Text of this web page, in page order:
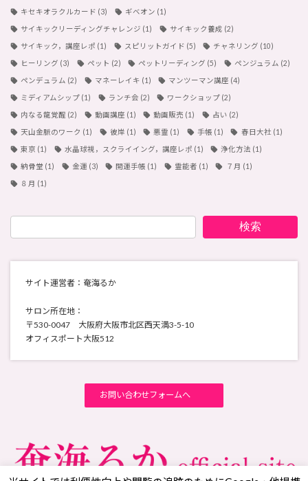
キセキオラクルカード (3) ギベオン (1)
サイキックリーディングチャレンジ (1) サイキック養成 (2)
サイキック，講座レポ (1) スピリットガイド (5) チャネリング (10)
ヒーリング (3) ペット (2) ペットリーディング (5) ペンジュラム (2)
ペンデュラム (2) マネーレイキ (1) マンツーマン講座 (4)
ミディアムシップ (1) ランチ会 (2) ワークショップ (2)
内なる龍覚醒 (2) 動画講座 (1) 動画販売 (1) 占い (2)
天山金脈のワーク (1) 彼岸 (1) 悪霊 (1) 手帳 (1) 春日大社 (1)
東京 (1) 水晶球視，スクライイング，講座レポ (1) 浄化方法 (1)
納骨堂 (1) 金運 (3) 開運手帳 (1) 霊能者 (1) ７月 (1)
８月 (1)
検索
サイト運営者：奄海るか
サロン所在地：
〒530-0047 大阪府大阪市北区西天満3-5-10
オフィスポート大阪512
お問い合わせフォームへ